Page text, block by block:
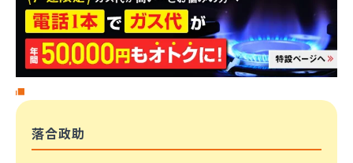
落合政助